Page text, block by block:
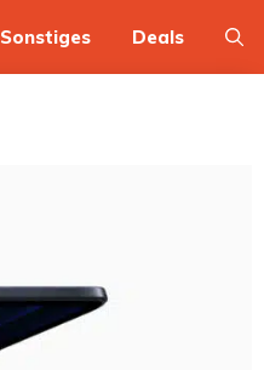
Sonstiges Deals